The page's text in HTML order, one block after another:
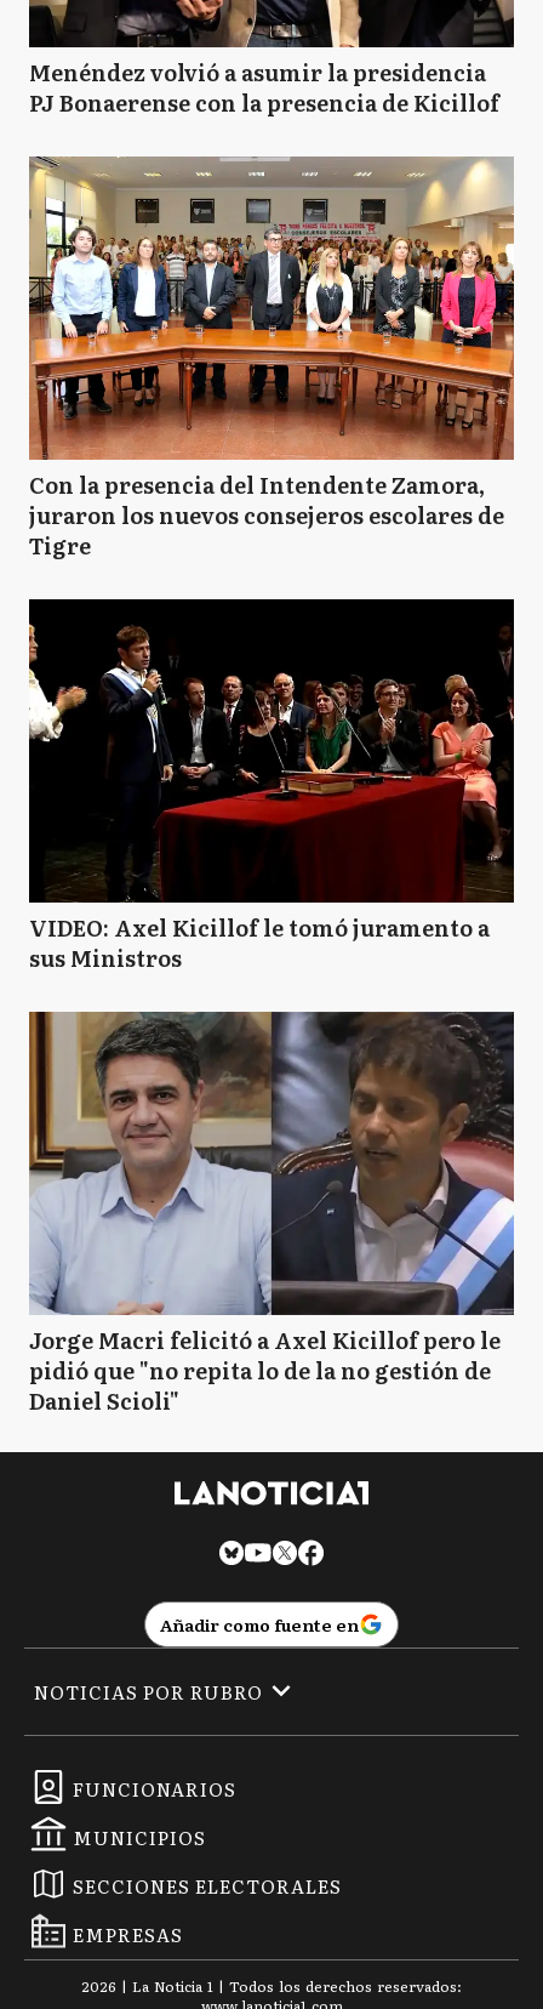
Menéndez volvió a asumir la presidencia
PJ Bonaerense con la presencia de Kicillof
Con la presencia del Intendente Zamora,
juraron los nuevos consejeros escolares de
Tigre
VIDEO: Axel Kicillof le tomó juramento a
sus Ministros
Jorge Macri felicitó a Axel Kicillof pero le
pidió que "no repita lo de la no gestión de
Daniel Scioli"
Añadir como fuente en
FUNCIONARIOS
MUNICIPIOS
SECCIONES ELECTORALES
EMPRESAS
NOTICIAS POR RUBRO
2026 | La Noticia 1 | Todos los derechos reservados: